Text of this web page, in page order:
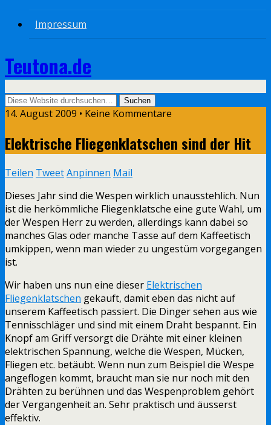
Impressum
Teutona.de
14. August 2009 • Keine Kommentare
Elektrische Fliegenklatschen sind der Hit
Teilen TweetAnpinnen Mail
Dieses Jahr sind die Wespen wirklich unausstehlich. Nun
ist die herkömmliche Fliegenklatsche eine gute Wahl, um
der Wespen Herr zu werden, allerdings kann dabei so
manches Glas oder manche Tasse auf dem Kaffeetisch
umkippen, wenn man wieder zu ungestüm vorgegangen
ist.
Wir haben uns nun eine dieser Elektrischen
Fliegenklatschen gekauft, damit eben das nicht auf
unserem Kaffeetisch passiert. Die Dinger sehen aus wie
Tennisschläger und sind mit einem Draht bespannt. Ein
Knopf am Griff versorgt die Drähte mit einer kleinen
elektrischen Spannung, welche die Wespen, Mücken,
Fliegen etc. betäubt. Wenn nun zum Beispiel die Wespe
angeflogen kommt, braucht man sie nur noch mit den
Drähten zu berühnen und das Wespenproblem gehört
der Vergangenheit an. Sehr praktisch und äusserst
effektiv.